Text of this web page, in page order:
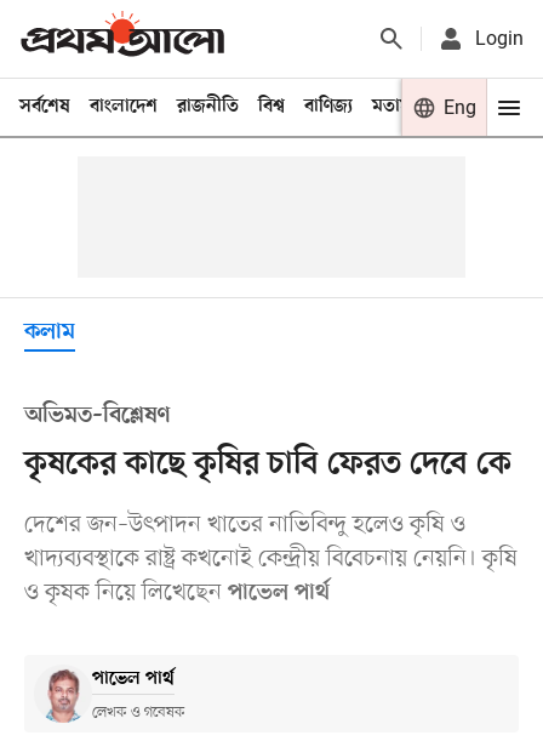
Login
সর্বশেষ বাংলাদেশ রাজনীতি বিশ্ব বাণিজ্য মতামত খেলা
Eng
কলাম
অভিমত–বিশ্লেষণ
কৃষকের কাছে কৃষির চাবি ফেরত দেবে কে
দেশের জন–উৎপাদন খাতের নাভিবিন্দু হলেও কৃষি ও
খাদ্যব্যবস্থাকে রাষ্ট্র কখনোই কেন্দ্রীয় বিবেচনায় নেয়নি। কৃষি
ও কৃষক নিয়ে লিখেছেন পাভেল পার্থ
পাভেল পার্থ
লেখক ও গবেষক